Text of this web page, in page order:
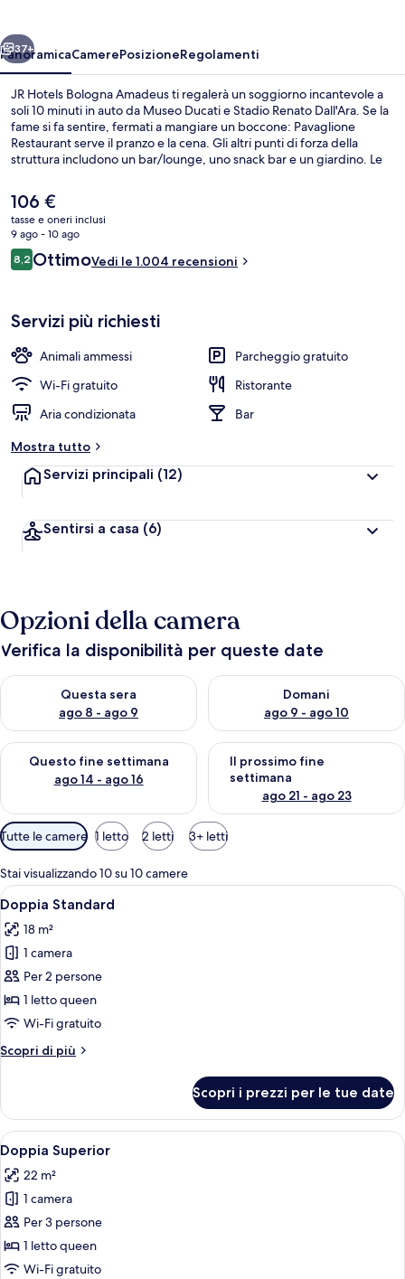
Avanti
37+
PanoramicaCamerePosizioneRegolamenti
JR Hotels Bologna Amadeus ti regalerà un soggiorno incantevole a
soli 10 minuti in auto da Museo Ducati e Stadio Renato Dall'Ara. Se la
fame si fa sentire, fermati a mangiare un boccone: Pavaglione
Restaurant serve il pranzo e la cena. Gli altri punti di forza della
struttura includono un bar/lounge, uno snack bar e un giardino. Le
Il
prezzo
attuale
è
106 €
106 €
tasse e oneri inclusi
9 ago - 10 ago
Recensioni
8,28,2 su 10
OttimoVedi le 1.004 recensioni
Servizi più richiesti
Animali ammessi
Parcheggio gratuito
Wi-Fi gratuito
Ristorante
Aria condizionata
Bar
Mostra tutto
Servizi principali (12)
Sentirsi a casa (6)
Opzioni della camera
Verifica la disponibilità per queste date
Questa sera
ago 8 - ago 9
Verifica la disponibilità per questa sera, ago 8 - ago 9
Domani
ago 9 - ago 10
Verifica la disponibilità per
Questo fine settimana
ago 14 - ago 16
Verifica la disponibilità per questo fine settimana, ago 14 -
Il prossimo fine
settimana
ago 21 - ago 23
Verifica la disponibilità per il
Filtri
disponibili
per
le
camere
Tutte le camere 1 letto 2 letti 3+ letti
Stai visualizzando 10 su 10 camere
Apri
tutte
le
foto
per
Doppia
Standard
Camera d'albergo con un letto
5
Doppia Standard
18 m²
1 camera
Per 2 persone
1 letto queen
Wi-Fi gratuito
Scopri di più
Altri
Standard
Scopri i prezzi per le tue date
Apri
tutte
le
foto
per
Doppia
Superior
Doppia Superior | Copriletto in
4
Doppia Superior
22 m²
1 camera
Per 3 persone
1 letto queen
Wi-Fi gratuito